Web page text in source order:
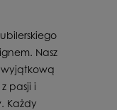
Nasz
wyjątkową
pasji i
Każdy